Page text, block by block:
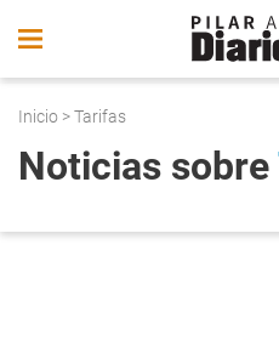
Inicio > Tarifas
Noticias sobre